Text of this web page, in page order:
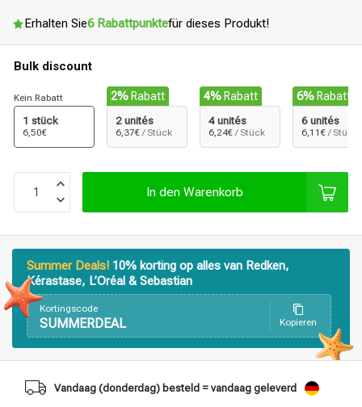
Stylingprodukte Haarfärbung
Erhalten Sie6 Rabattpunktefür dieses Produkt!
Bulk discount
Kein Rabatt
1 stück
6,50€
2% Rabatt
2 unités
6,37€ / Stück
4% Rabatt
4 unités
6,24€ / Stück
6% Rabatt
6 unités
6,11€ / Stück
In den Warenkorb
Summer Deals! 10% korting op alles van Redken,
Kérastase, L’Oréal & Sebastian
Kortingscode
SUMMERDEAL Kopieren
Vandaag (donderdag) besteld = vandaag geleverd